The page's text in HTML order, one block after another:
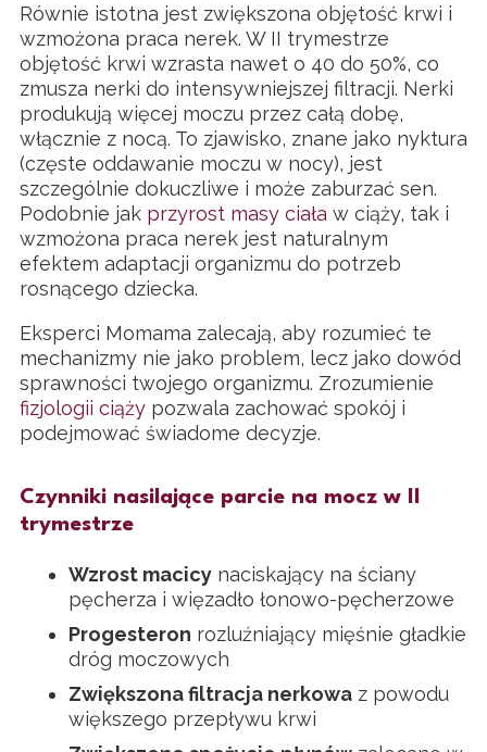
Równie istotna jest zwiększona objętość krwi i
wzmożona praca nerek. W II trymestrze
objętość krwi wzrasta nawet o 40 do 50%, co
zmusza nerki do intensywniejszej filtracji. Nerki
produkują więcej moczu przez całą dobę,
włącznie z nocą. To zjawisko, znane jako nyktura
(częste oddawanie moczu w nocy), jest
szczególnie dokuczliwe i może zaburzać sen.
Podobnie jak przyrost masy ciała w ciąży, tak i
wzmożona praca nerek jest naturalnym
efektem adaptacji organizmu do potrzeb
rosnącego dziecka.
Eksperci Momama zalecają, aby rozumieć te
mechanizmy nie jako problem, lecz jako dowód
sprawności twojego organizmu. Zrozumienie
fizjologii ciąży pozwala zachować spokój i
podejmować świadome decyzje.
Czynniki nasilające parcie na mocz w II
trymestrze
Wzrost macicy naciskający na ściany
pęcherza i więzadło łonowo-pęcherzowe
Progesteron rozluźniający mięśnie gładkie
dróg moczowych
Zwiększona filtracja nerkowa z powodu
większego przepływu krwi